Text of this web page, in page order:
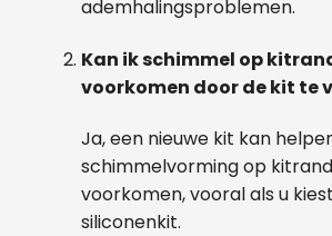
ademhalingsproblemen.
Kan ik schimmel op
voorkomen door de kit te
Ja, een nieuwe kit kan
schimmelvorming op
voorkomen, vooral als u
siliconenkit.